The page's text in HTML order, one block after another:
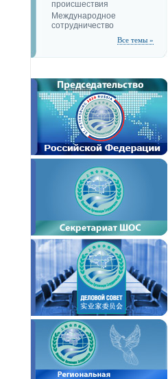
происшествия
Международное
сотрудничество
Все темы »